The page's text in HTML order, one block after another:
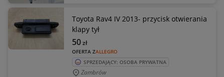
Toyota Rav4 IV 2013- przycisk otwierania
klapy tył
OFERTA ZALLEGRO
50zł
SPRZEDAJĄCY: OSOBA PRYWATNA
Zambrów